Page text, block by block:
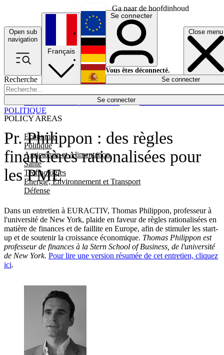
Ga naar de hoofdinhoud
Open sub
navigation
Close menu
Recherche
Se connecter
POLICY AREAS
Economie
Politique
Agriculture et Alimentation
Santé
Technologies
Energie, Environnement et Transport
Défense
Économie
Français
English
Deutsch
Español
Se connecter
Vous êtes déconnecté.
Se connecter
Pr. Philippon : des règles
financières rationalisées pour
les PME
Dans un entretien à EURACTIV, Thomas Philippon, professeur à
l'université de New York, plaide en faveur de règles rationalisées en
matière de finances et de faillite en Europe, afin de stimuler les start-
up et de soutenir la croissance économique. Thomas Philippon est
professeur de finances à la Stern School of Business, de l'université
de New York. Pour lire une version résumée de cet entretien, cliquez
ici.
POLITIQUE